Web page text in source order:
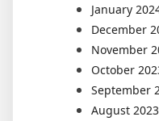
January
December
November
October
September
August 2023